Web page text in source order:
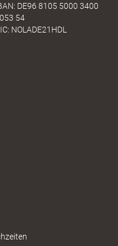
DE96 8105 5000 3400
54
NOLADE21HDL